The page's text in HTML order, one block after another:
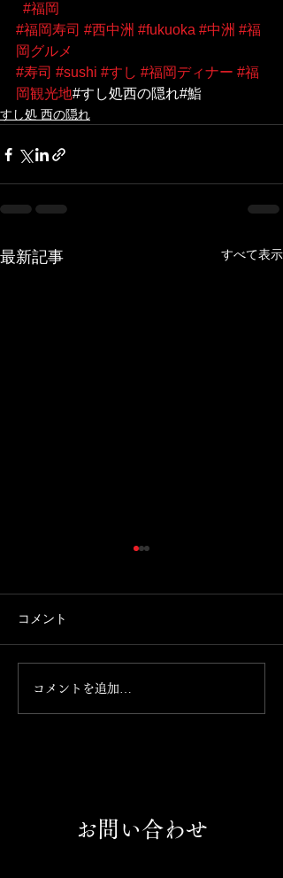
#福岡
#福岡寿司 #西中洲 #fukuoka #中洲 #福
岡グルメ
#寿司 #sushi #すし #福岡ディナー #福
岡観光地#すし処西の隠れ#鮨
すし処 西の隠れ
最新記事 すべて表示
携帯を新しく買い替えたとこ
ろ、 Instagramが消えまし
ントで発信して参ります。
コメント
コメントを追加…
お問い合わせ